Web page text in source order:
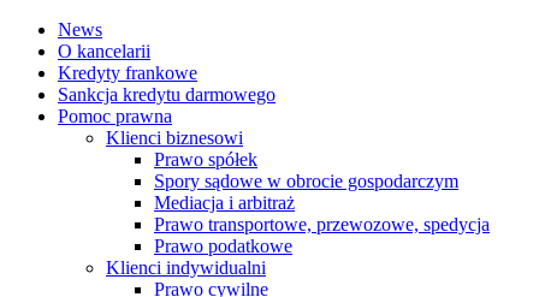
News
O kancelarii
Kredyty frankowe
Sankcja kredytu darmowego
Pomoc prawna
Klienci biznesowi
Prawo spółek
Spory sądowe w obrocie gospodarczym
Mediacja i arbitraż
Prawo transportowe, przewozowe, spedycja
Prawo podatkowe
Klienci indywidualni
Prawo cywilne